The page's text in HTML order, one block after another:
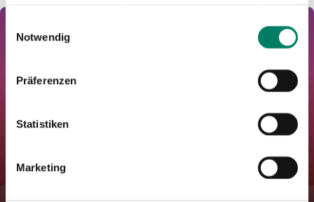
Notwendig
Präferenzen
Statistiken
Marketing
5 euros for early summer trips with eezy...